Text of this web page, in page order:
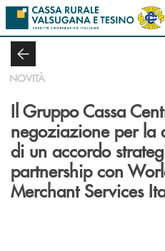
Salta al contenuto principale
NOVITÀ
Il Gruppo Cassa
negoziazione per la
di un accordo
partnership con
Merchant Services